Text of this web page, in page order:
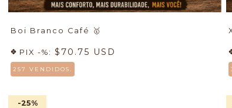
Boi Branco Café 🥇
PIX -%: $70.75 USD
257 VENDIDOS.
-25%